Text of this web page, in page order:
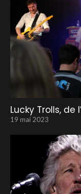
Lucky Trolls, de
19 mai 2023